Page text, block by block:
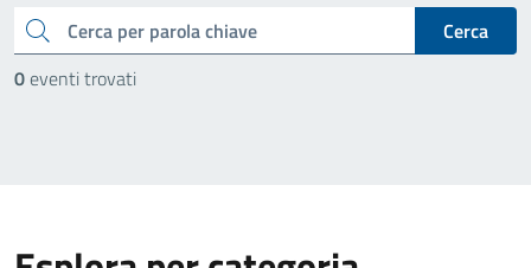
cerca
Cerca
0eventi trovati